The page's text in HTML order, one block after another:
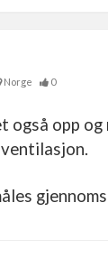
Norge 0
også opp